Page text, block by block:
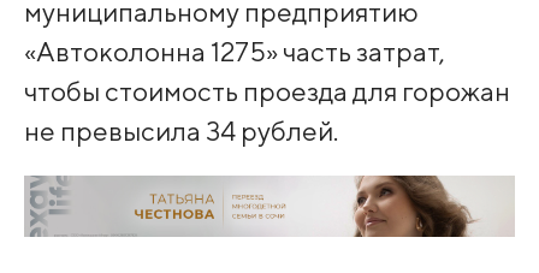
муниципальному предприятию
«Автоколонна 1275» часть затрат,
чтобы стоимость проезда для горожан
не превысила 34 рублей.